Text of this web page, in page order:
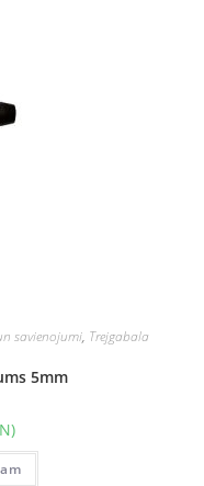
savienojumi, Trejgabala
5mm